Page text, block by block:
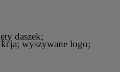
daszek;
wyszywane logo;